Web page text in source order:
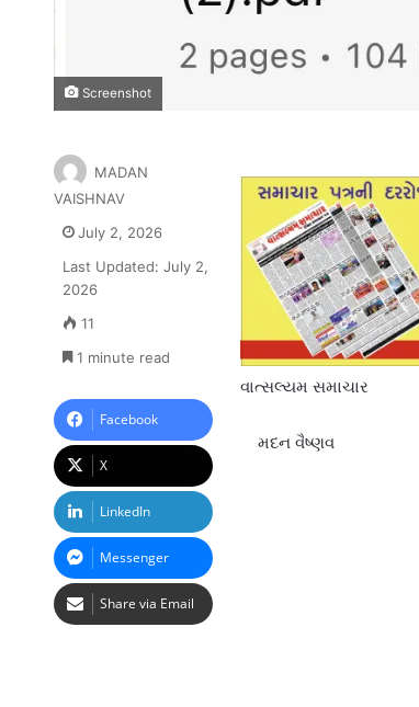
Screenshot
વાત્સલ્યમ સમાચાર
મદન વૈષ્ણવ
MADAN
VAISHNAV
July 2, 2026
Last Updated: July 2,
2026
11
1 minute read
Facebook
X
LinkedIn
Messenger
Share via Email